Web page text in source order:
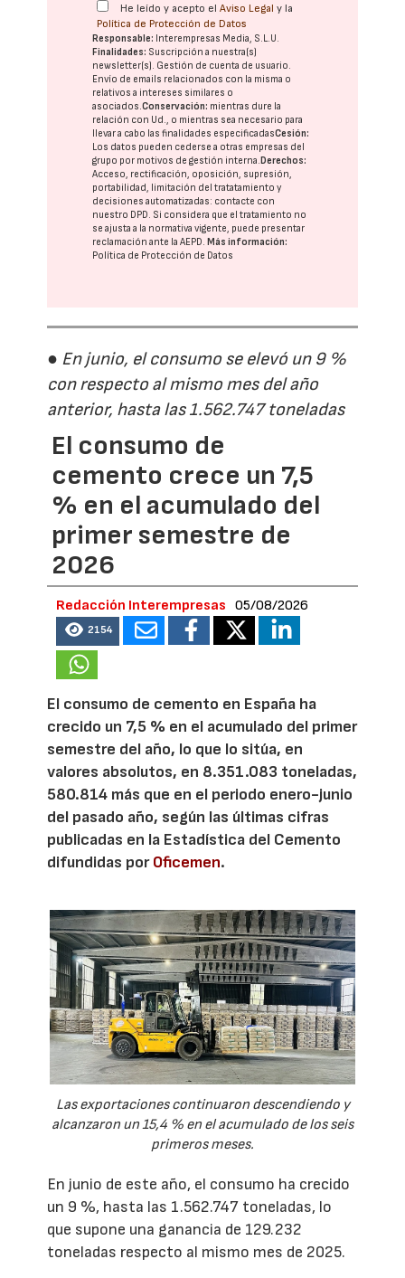
He leído y acepto elAviso Legal y la
Política de Protección de Datos
Responsable: Interempresas Media, S.L.U.
Finalidades: Suscripción a nuestra(s)
newsletter(s). Gestión de cuenta de usuario.
Envío de emails relacionados con la misma o
relativos a intereses similares o
asociados.Conservación: mientras dure la
relación con Ud., o mientras sea necesario para
llevar a cabo las finalidades especificadasCesión:
Los datos pueden cederse a otras empresas del
grupo por motivos de gestión interna.Derechos:
Acceso, rectificación, oposición, supresión,
portabilidad, limitación del tratatamiento y
decisiones automatizadas: contacte con
nuestro DPD. Si considera que el tratamiento no
se ajusta a la normativa vigente, puede presentar
reclamación ante laAEPD.Más información:
Política de Protección de Datos
● En junio, el consumo se elevó un 9 %
con respecto al mismo mes del año
anterior, hasta las 1.562.747 toneladas
El consumo de
cemento crece un 7,5
% en el acumulado del
primer semestre de
2026
Redacción Interempresas 05/08/2026
2154
El consumo de cemento en España ha
crecido un 7,5 % en el acumulado del primer
semestre del año, lo que lo sitúa, en
valores absolutos, en 8.351.083 toneladas,
580.814 más que en el periodo enero-junio
del pasado año, según las últimas cifras
publicadas en la Estadística del Cemento
difundidas porOficemen.
Las exportaciones continuaron descendiendo y
alcanzaron un 15,4 % en el acumulado de los seis
primeros meses.
En junio de este año, el consumo ha crecido
un 9 %, hasta las 1.562.747 toneladas, lo
que supone una ganancia de 129.232
toneladas respecto al mismo mes de 2025.